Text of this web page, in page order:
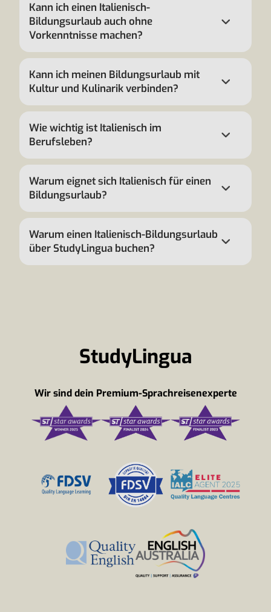
Kann ich einen Italienisch-
Bildungsurlaub auch ohne
Vorkenntnisse machen?
Kann ich meinen Bildungsurlaub mit
Kultur und Kulinarik verbinden?
Wie wichtig ist Italienisch im
Berufsleben?
Warum eignet sich Italienisch für einen
Bildungsurlaub?
Warum einen Italienisch-Bildungsurlaub
über StudyLingua buchen?
StudyLingua
Wir sind dein Premium-Sprachreisenexperte